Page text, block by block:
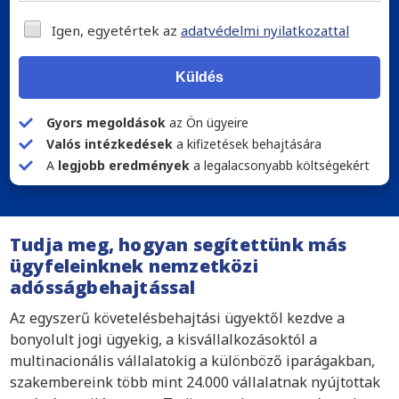
Igen, egyetértek az adatvédelmi nyilatkozattal
Küldés
Gyors megoldások az Ön ügyeire
Valós intézkedések a kifizetések behajtására
A legjobb eredmények a legalacsonyabb költségekért
Tudja meg, hogyan segítettünk más
ügyfeleinknek nemzetközi
adósságbehajtással
Az egyszerű követelésbehajtási ügyektől kezdve a
bonyolult jogi ügyekig, a kisvállalkozásoktól a
multinacionális vállalatokig a különböző iparágakban,
szakembereink több mint 24.000 vállalatnak nyújtottak